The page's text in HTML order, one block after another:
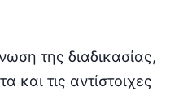
της διαδικασίας,
και τις αντίστοιχες